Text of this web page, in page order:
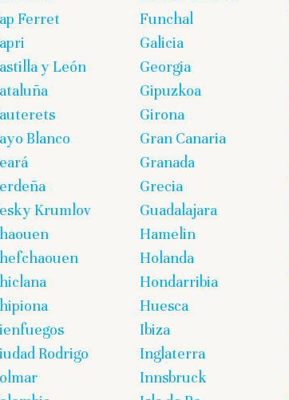
Ferret
y León
Blanco
Krumlov
Rodrigo
Funchal
Galicia
Georgia
Gipuzkoa
Girona
Gran Canaria
Granada
Grecia
Guadalajara
Hamelin
Holanda
Hondarribia
Huesca
Ibiza
Inglaterra
Innsbruck